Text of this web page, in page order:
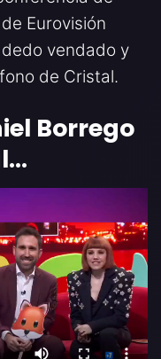
Eurovisión
vendado y
de Cristal.
Borrego